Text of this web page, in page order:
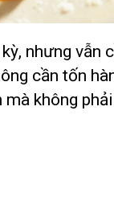
nhưng vẫn
cần tốn
không